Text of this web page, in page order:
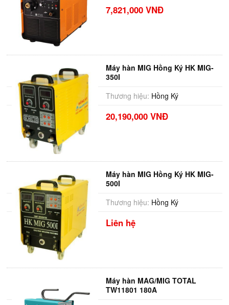
7,821,000 VNĐ
Máy hàn MIG Hồng Ký HK MIG-
350I
Thương hiệu: Hồng Ký
20,190,000 VNĐ
Máy hàn MIG Hồng Ký HK MIG-
500I
Thương hiệu: Hồng Ký
Liên hệ
Máy hàn MAG/MIG TOTAL
TW11801 180A